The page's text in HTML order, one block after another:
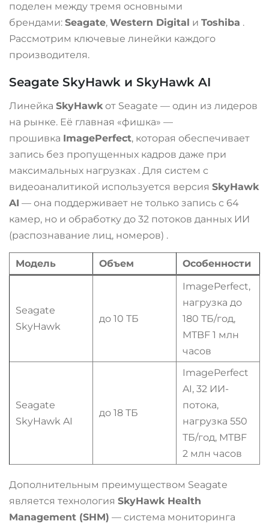
поделен между тремя основными
брендами: Seagate, Western Digital и Toshiba .
Рассмотрим ключевые линейки каждого
производителя.
Seagate SkyHawk и SkyHawk AI
Линейка SkyHawkот Seagate — один из лидеров
на рынке. Её главная «фишка» —
прошивка ImagePerfect, которая обеспечивает
запись без пропущенных кадров даже при
максимальных нагрузках . Для систем с
видеоаналитикой используется версия SkyHawk
AI — она поддерживает не только запись с 64
камер, но и обработку до 32 потоков данных ИИ
(распознавание лиц, номеров) .
Модель Объем Особенности
Seagate
SkyHawk
до 10 ТБ
ImagePerfect,
нагрузка до
180 ТБ/год,
MTBF 1 млн
часов
Seagate
SkyHawk AI
до 18 ТБ
ImagePerfect
AI, 32 ИИ-
потока,
нагрузка 550
ТБ/год, MTBF
2 млн часов
Дополнительным преимуществом Seagate
является технология SkyHawk Health
Management (SHM) — система мониторинга